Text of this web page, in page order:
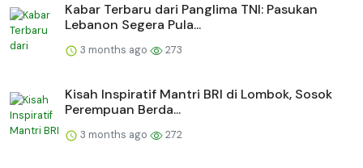
Kabar Terbaru dari Panglima TNI: Pasukan
Lebanon Segera Pula...
3 months ago 273
Kisah Inspiratif Mantri BRI di Lombok, Sosok
Perempuan Berda...
3 months ago 272